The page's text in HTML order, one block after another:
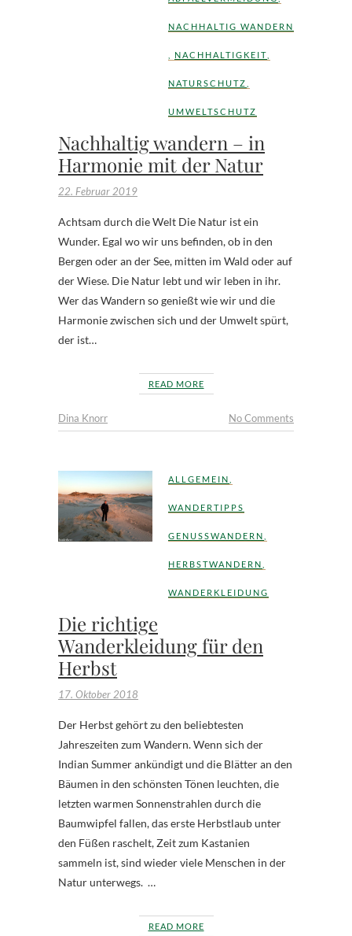
NACHHALTIG WANDERN
NACHHALTIGKEIT
NATURSCHUTZ
UMWELTSCHUTZ
Nachhaltig wandern – in
Harmonie mit der Natur
22. Februar 2019
Achtsam durch die Welt Die Natur ist ein
Wunder. Egal wo wir uns befinden, ob in den
Bergen oder an der See, mitten im Wald oder auf
der Wiese. Die Natur lebt und wir leben in ihr.
Wer das Wandern so genießt wie wir und die
Harmonie zwischen sich und der Umwelt spürt,
der ist…
READ MORE
Dina Knorr No Comments
ALLGEMEIN
WANDERTIPPS
GENUSSWANDERN
HERBSTWANDERN
WANDERKLEIDUNG
Die richtige
Wanderkleidung für den
Herbst
17. Oktober 2018
Der Herbst gehört zu den beliebtesten
Jahreszeiten zum Wandern. Wenn sich der
Indian Summer ankündigt und die Blätter an den
Bäumen in den schönsten Tönen leuchten, die
letzten warmen Sonnenstrahlen durch die
Baumwipfel fallen, das erste Herbstlaub unter
den Füßen raschelt, Zeit zum Kastanien
sammeln ist, sind wieder viele Menschen in der
Natur unterwegs. …
READ MORE